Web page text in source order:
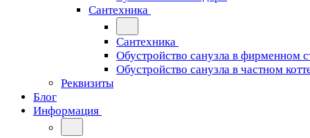
Сантехника
Сантехника
Обустройство санузла в фирменном
Обустройство санузла в частном
Реквизиты
Блог
Информация